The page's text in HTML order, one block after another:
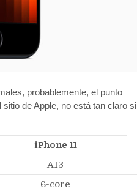
probablemente, el punto
de Apple, no está tan claro si
iPhone 11
A13
6-core